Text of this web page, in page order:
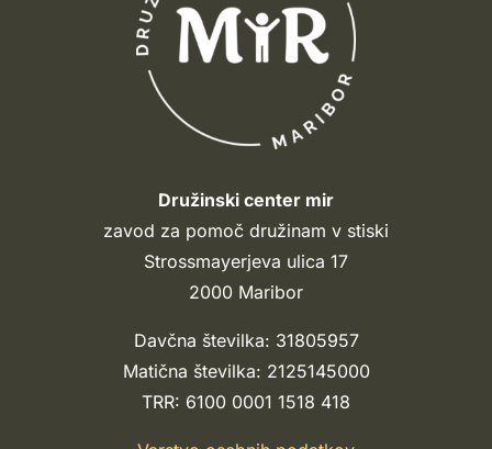
Družinski center mir
zavod za pomoč družinam v stiski
Strossmayerjeva ulica 17
2000 Maribor
Davčna številka: 31805957
Matična številka: 2125145000
TRR: 6100 0001 1518 418